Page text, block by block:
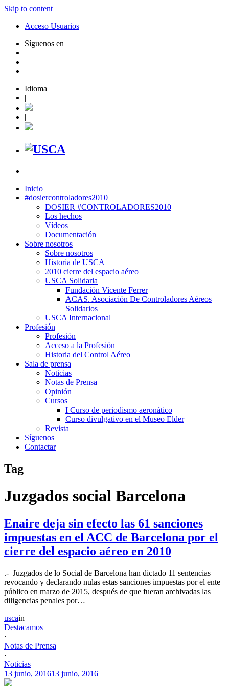
Skip to content
Acceso Usuarios
Síguenos en
Idioma
|
|
Inicio
#dosiercontroladores2010
DOSIER #CONTROLADORES2010
Los hechos
Vídeos
Documentación
Sobre nosotros
Sobre nosotros
Historia de USCA
2010 cierre del espacio aéreo
USCA Solidaria
Fundación Vicente Ferrer
ACAS. Asociación De Controladores Aéreos
Solidarios
USCA Internacional
Profesión
Profesión
Acceso a la Profesión
Historia del Control Aéreo
Sala de prensa
Noticias
Notas de Prensa
Opinión
Cursos
I Curso de periodismo aeronático
Curso divulgativo en el Museo Elder
Revista
Síguenos
Contactar
Tag
Juzgados social Barcelona
Enaire deja sin efecto las 61 sanciones
impuestas en el ACC de Barcelona por el
cierre del espacio aéreo en 2010
.- Juzgados de lo Social de Barcelona han dictado 11 sentencias
revocando y declarando nulas estas sanciones impuestas por el ente
público en marzo de 2015, después de que fueran archivadas las
diligencias penales por…
uscain
Destacamos
·
Notas de Prensa
·
Noticias
13 junio, 201613 junio, 2016